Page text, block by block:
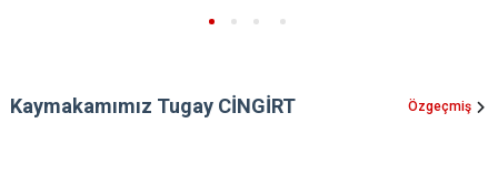
Kaymakamımız Tugay CİNGİRT Özgeçmiş